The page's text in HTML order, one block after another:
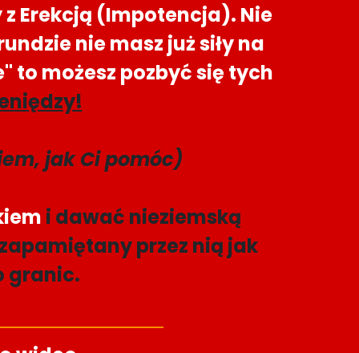
Erekcją (Impotencja). Nie
nie masz już siły na
to możesz pozbyć się tych
y!
jak Ci pomóc)
i dawać nieziemską
przez nią jak
granic.